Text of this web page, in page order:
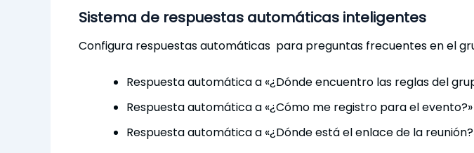
Sistema de respuestas automáticas inteligentes
Configura respuestas automáticas para preguntas frecuentes en el
Respuesta automática a «¿Dónde encuentro las reglas del
Respuesta automática a «¿Cómo me registro para el evento?»
Respuesta automática a «¿Dónde está el enlace de la